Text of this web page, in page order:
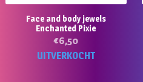
Face and body jewels
Enchanted Pixie
€6,50
UITVERKOCHT